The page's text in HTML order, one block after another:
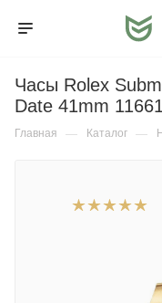
Часы Rolex
Date 41mm
Главная — Каталог —